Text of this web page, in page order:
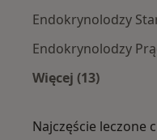
Endokrynolodzy
Endokrynolodzy
Więcej (13)
Najczęście leczone